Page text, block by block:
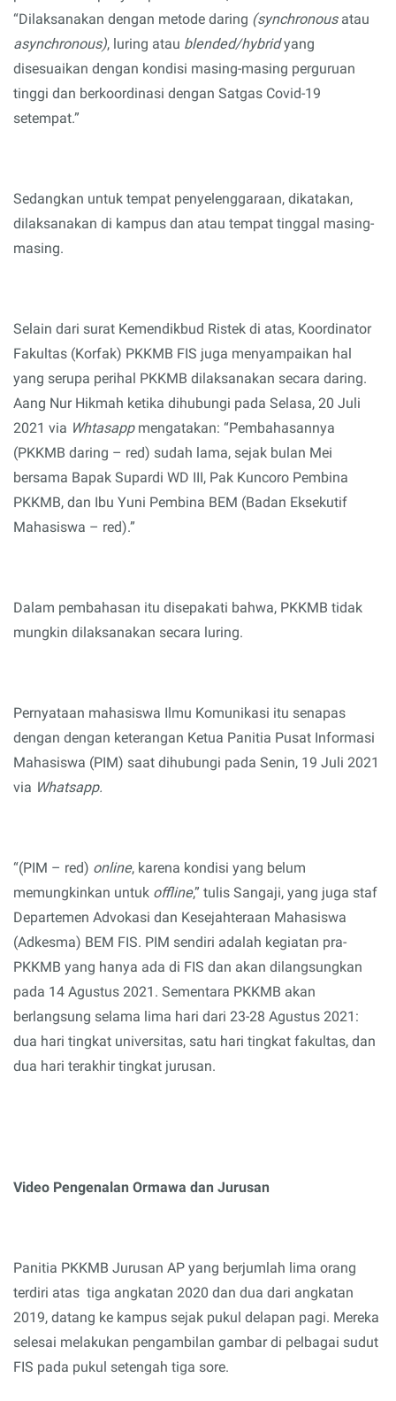
“Dilaksanakan dengan metode daring (synchronousatau
asynchronous), luring atau blended/hybridyang
disesuaikan dengan kondisi masing-masing perguruan
tinggi dan berkoordinasi dengan Satgas Covid-19
setempat.”
Sedangkan untuk tempat penyelenggaraan, dikatakan,
dilaksanakan di kampus dan atau tempat tinggal masing-
masing.
Selain dari surat Kemendikbud Ristek di atas, Koordinator
Fakultas (Korfak) PKKMB FIS juga menyampaikan hal
yang serupa perihal PKKMB dilaksanakan secara daring.
Aang Nur Hikmah ketika dihubungi pada Selasa, 20 Juli
2021 via Whtasapp mengatakan: “Pembahasannya
(PKKMB daring – red) sudah lama, sejak bulan Mei
bersama Bapak Supardi WD III, Pak Kuncoro Pembina
PKKMB, dan Ibu Yuni Pembina BEM (Badan Eksekutif
Mahasiswa – red).”
Dalam pembahasan itu disepakati bahwa, PKKMB tidak
mungkin dilaksanakan secara luring.
Pernyataan mahasiswa Ilmu Komunikasi itu senapas
dengan dengan keterangan Ketua Panitia Pusat Informasi
Mahasiswa (PIM) saat dihubungi pada Senin, 19 Juli 2021
via Whatsapp.
“(PIM – red) online, karena kondisi yang belum
memungkinkan untuk offline,” tulis Sangaji, yang juga staf
Departemen Advokasi dan Kesejahteraan Mahasiswa
(Adkesma) BEM FIS. PIM sendiri adalah kegiatan pra-
PKKMB yang hanya ada di FIS dan akan dilangsungkan
pada 14 Agustus 2021. Sementara PKKMB akan
berlangsung selama lima hari dari 23-28 Agustus 2021:
dua hari tingkat universitas, satu hari tingkat fakultas, dan
dua hari terakhir tingkat jurusan.
Video Pengenalan Ormawa dan Jurusan
Panitia PKKMB Jurusan AP yang berjumlah lima orang
terdiri atas tiga angkatan 2020 dan dua dari angkatan
2019, datang ke kampus sejak pukul delapan pagi. Mereka
selesai melakukan pengambilan gambar di pelbagai sudut
FIS pada pukul setengah tiga sore.